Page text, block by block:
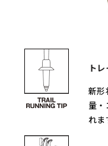
ト
新形
量
れま